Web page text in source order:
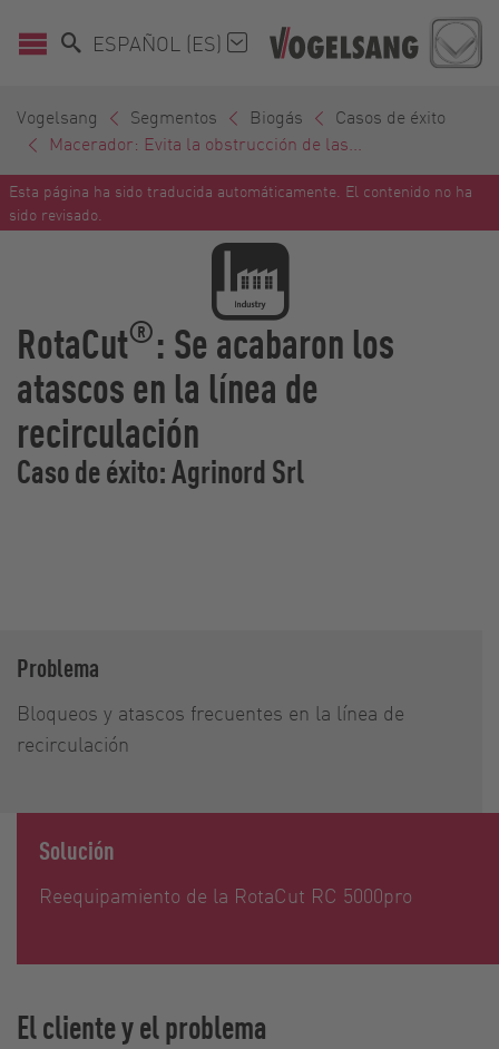
ESPAÑOL (ES)
Vogelsang Segmentos Biogás
Casos de éxito
Macerador: Evita la obstrucción de las...
Esta página ha sido traducida automáticamente. El contenido no ha
sido revisado.
RotaCut®: Se acabaron los
atascos en la línea de
recirculación
Caso de éxito: Agrinord Srl
Problema
Bloqueos y atascos frecuentes en la línea de
recirculación
Solución
Reequipamiento de la RotaCut RC 5000pro
El cliente y el problema